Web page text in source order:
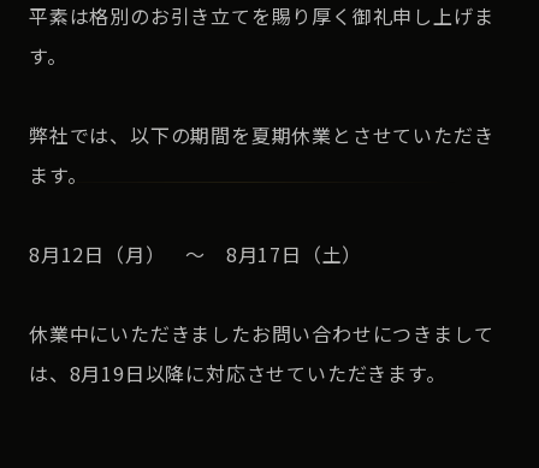
平素は格別のお引き立てを賜り厚く御礼申し上げま
す。
弊社では、以下の期間を夏期休業とさせていただき
ます。
8月12日（月） ～ 8月17日（土）
休業中にいただきましたお問い合わせにつきまして
は、8月19日以降に対応させていただきます。